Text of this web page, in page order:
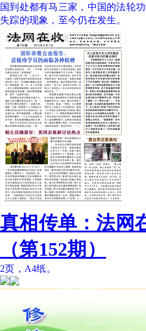
国到处都有马三家，中国的法轮
失踪的现象，至今仍在发生。
真相传单：法网
（第152期）
2页，A4纸。